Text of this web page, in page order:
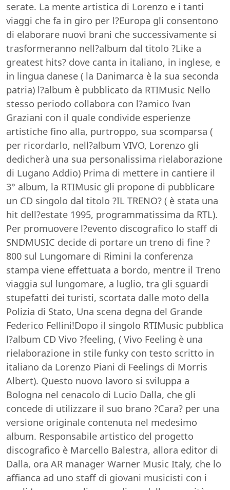
serate. La mente artistica di Lorenzo e i tanti
viaggi che fa in giro per l?Europa gli consentono
di elaborare nuovi brani che successivamente si
trasformeranno nell?album dal titolo ?Like a
greatest hits? dove canta in italiano, in inglese, e
in lingua danese ( la Danimarca è la sua seconda
patria) l?album è pubblicato da RTIMusic Nello
stesso periodo collabora con l?amico Ivan
Graziani con il quale condivide esperienze
artistiche fino alla, purtroppo, sua scomparsa (
per ricordarlo, nell?album VIVO, Lorenzo gli
dedicherà una sua personalissima rielaborazione
di Lugano Addio) Prima di mettere in cantiere il
3° album, la RTIMusic gli propone di pubblicare
un CD singolo dal titolo ?IL TRENO? ( è stata una
hit dell?estate 1995, programmatissima da RTL).
Per promuovere l?evento discografico lo staff di
SNDMUSIC decide di portare un treno di fine ?
800 sul Lungomare di Rimini la conferenza
stampa viene effettuata a bordo, mentre il Treno
viaggia sul lungomare, a luglio, tra gli sguardi
stupefatti dei turisti, scortata dalle moto della
Polizia di Stato, Una scena degna del Grande
Federico Fellini!Dopo il singolo RTIMusic pubblica
l?album CD Vivo ?feeling, ( Vivo Feeling è una
rielaborazione in stile funky con testo scritto in
italiano da Lorenzo Piani di Feelings di Morris
Albert). Questo nuovo lavoro si sviluppa a
Bologna nel cenacolo di Lucio Dalla, che gli
concede di utilizzare il suo brano ?Cara? per una
versione originale contenuta nel medesimo
album. Responsabile artistico del progetto
discografico è Marcello Balestra, allora editor di
Dalla, ora AR manager Warner Music Italy, che lo
affianca ad uno staff di giovani musicisti con i